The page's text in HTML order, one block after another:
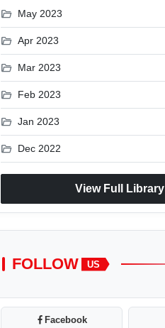
folder_open May 2023
folder_open Apr 2023
folder_open Mar 2023
folder_open Feb 2023
folder_open Jan 2023
folder_open Dec 2022
View Full Library
FOLLOW US
Facebook